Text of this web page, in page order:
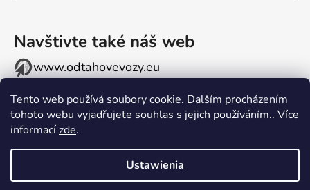
Tento web používá soubory cookie. Dalším procházením
tohoto webu vyjadřujete souhlas s jejich používáním.. Více
informacízde.
Ustawienia
Navštivte také náš web
www.odtahovevozy.eu